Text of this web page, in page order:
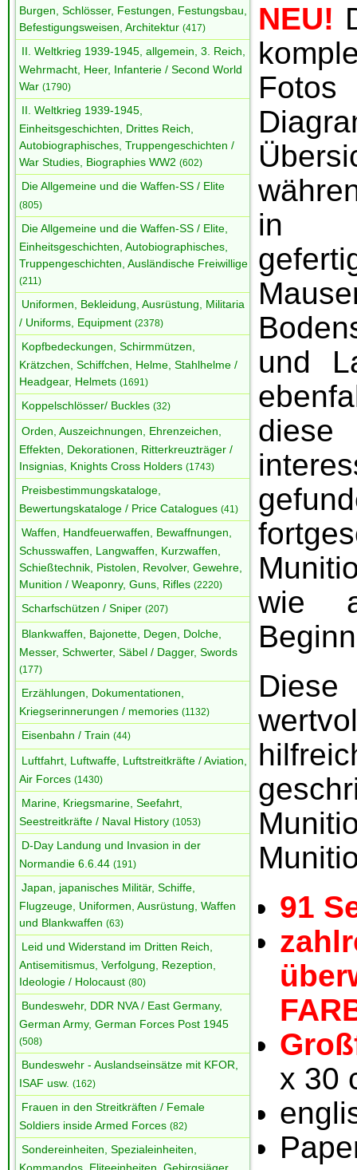
Burgen, Schlösser, Festungen, Festungsbau,
Befestigungsweisen, Architektur (417)
II. Weltkrieg 1939-1945, allgemein, 3. Reich,
Wehrmacht, Heer, Infanterie / Second World
War (1790)
II. Weltkrieg 1939-1945,
Einheitsgeschichten, Drittes Reich,
Autobiographisches, Truppengeschichten /
War Studies, Biographies WW2 (602)
Die Allgemeine und die Waffen-SS / Elite
(805)
Die Allgemeine und die Waffen-SS / Elite,
Einheitsgeschichten, Autobiographisches,
Truppengeschichten, Ausländische Freiwillige
(211)
Uniformen, Bekleidung, Ausrüstung, Militaria
/ Uniforms, Equipment (2378)
Kopfbedeckungen, Schirmmützen,
Krätzchen, Schiffchen, Helme, Stahlhelme /
Headgear, Helmets (1691)
Koppelschlösser/ Buckles (32)
Orden, Auszeichnungen, Ehrenzeichen,
Effekten, Dekorationen, Ritterkreuzträger /
Insignias, Knights Cross Holders (1743)
Preisbestimmungskataloge,
Bewertungskataloge / Price Catalogues (41)
Waffen, Handfeuerwaffen, Bewaffnungen,
Schusswaffen, Langwaffen, Kurzwaffen,
Schießtechnik, Pistolen, Revolver, Gewehre,
Munition / Weaponry, Guns, Rifles (2220)
Scharfschützen / Sniper (207)
Blankwaffen, Bajonette, Degen, Dolche,
Messer, Schwerter, Säbel / Dagger, Swords
(177)
Erzählungen, Dokumentationen,
Kriegserinnerungen / memories (1132)
Eisenbahn / Train (44)
Luftfahrt, Luftwaffe, Luftstreitkräfte / Aviation,
Air Forces (1430)
Marine, Kriegsmarine, Seefahrt,
Seestreitkräfte / Naval History (1053)
D-Day Landung und Invasion in der
Normandie 6.6.44 (191)
Japan, japanisches Militär, Schiffe,
Flugzeuge, Uniformen, Ausrüstung, Waffen
und Blankwaffen (63)
Leid und Widerstand im Dritten Reich,
Antisemitismus, Verfolgung, Rezeption,
Ideologie / Holocaust (80)
Bundeswehr, DDR NVA / East Germany,
German Army, German Forces Post 1945
(508)
Bundeswehr - Auslandseinsätze mit KFOR,
ISAF usw. (162)
Frauen in den Streitkräften / Female
Soldiers inside Armed Forces (82)
Sondereinheiten, Spezialeinheiten,
NEU!
in
und
wie
91
x 30